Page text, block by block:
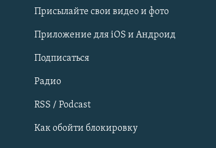
Українською
Qırımtatar
ПРИСОЕДИНЯЙТЕСЬ!
Присылайте свои видео и фото
Приложение для iOS и Андроид
Подписаться
Радио
RSS / Podcast
Как обойти блокировку